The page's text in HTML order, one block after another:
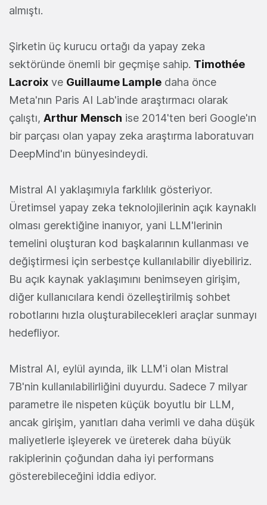
almıştı.
Şirketin üç kurucu ortağı da yapay zeka
sektöründe önemli bir geçmişe sahip. Timothée
Lacroix ve Guillaume Lample daha önce
Meta'nın Paris AI Lab'inde araştırmacı olarak
çalıştı, Arthur Mensch ise 2014'ten beri Google'ın
bir parçası olan yapay zeka araştırma laboratuvarı
DeepMind'ın bünyesindeydi.
Mistral AI yaklaşımıyla farklılık gösteriyor.
Üretimsel yapay zeka teknolojilerinin açık kaynaklı
olması gerektiğine inanıyor, yani LLM'lerinin
temelini oluşturan kod başkalarının kullanması ve
değiştirmesi için serbestçe kullanılabilir diyebiliriz.
Bu açık kaynak yaklaşımını benimseyen girişim,
diğer kullanıcılara kendi özelleştirilmiş sohbet
robotlarını hızla oluşturabilecekleri araçlar sunmayı
hedefliyor.
Mistral AI, eylül ayında, ilk LLM'i olan Mistral
7B'nin kullanılabilirliğini duyurdu. Sadece 7 milyar
parametre ile nispeten küçük boyutlu bir LLM,
ancak girişim, yanıtları daha verimli ve daha düşük
maliyetlerle işleyerek ve üreterek daha büyük
rakiplerinin çoğundan daha iyi performans
gösterebileceğini iddia ediyor.